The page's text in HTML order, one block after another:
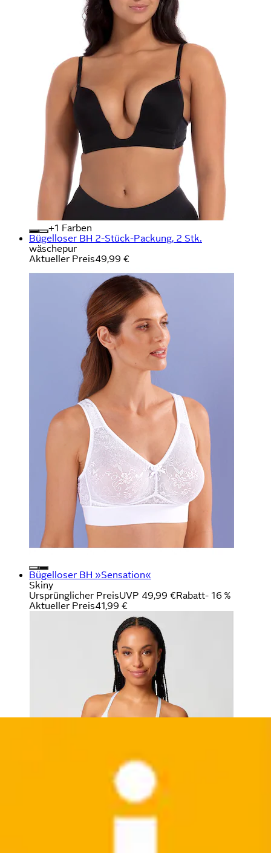
+
Farben
Bügelloser BH 2-Stück-Packung, 2 Stk.
wäschepur
Aktueller Preis49,99 €
Bügelloser BH »Sensation«
Skiny
Ursprünglicher PreisUVP 49,99 €Rabatt- 16 %
Aktueller Preis41,99 €